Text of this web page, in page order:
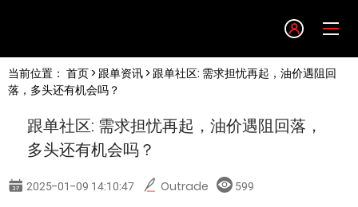
English
简体中文
当前位置： 首页> 跟单资讯> 跟单社区: 需求担忧再起，油价遇阻回
落，多头还有机会吗？
跟单社区: 需求担忧再起，油价遇阻回落，
多头还有机会吗？
2025-01-09 14:10:47 Outrade 599